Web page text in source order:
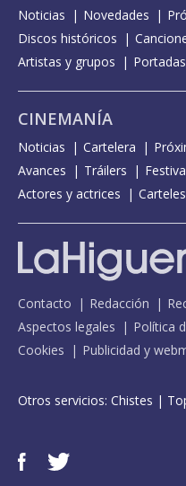
Noticias Novedades
Discos históricos
Artistas y grupos
Portadas
CINEMANÍA
Noticias Cartelera
Avances
Tráilers
Actores y actrices
Carteles
Contacto Redacción
Aspectos legales
Política
Cookies
Publicidad y
Otros servicios: Chistes |